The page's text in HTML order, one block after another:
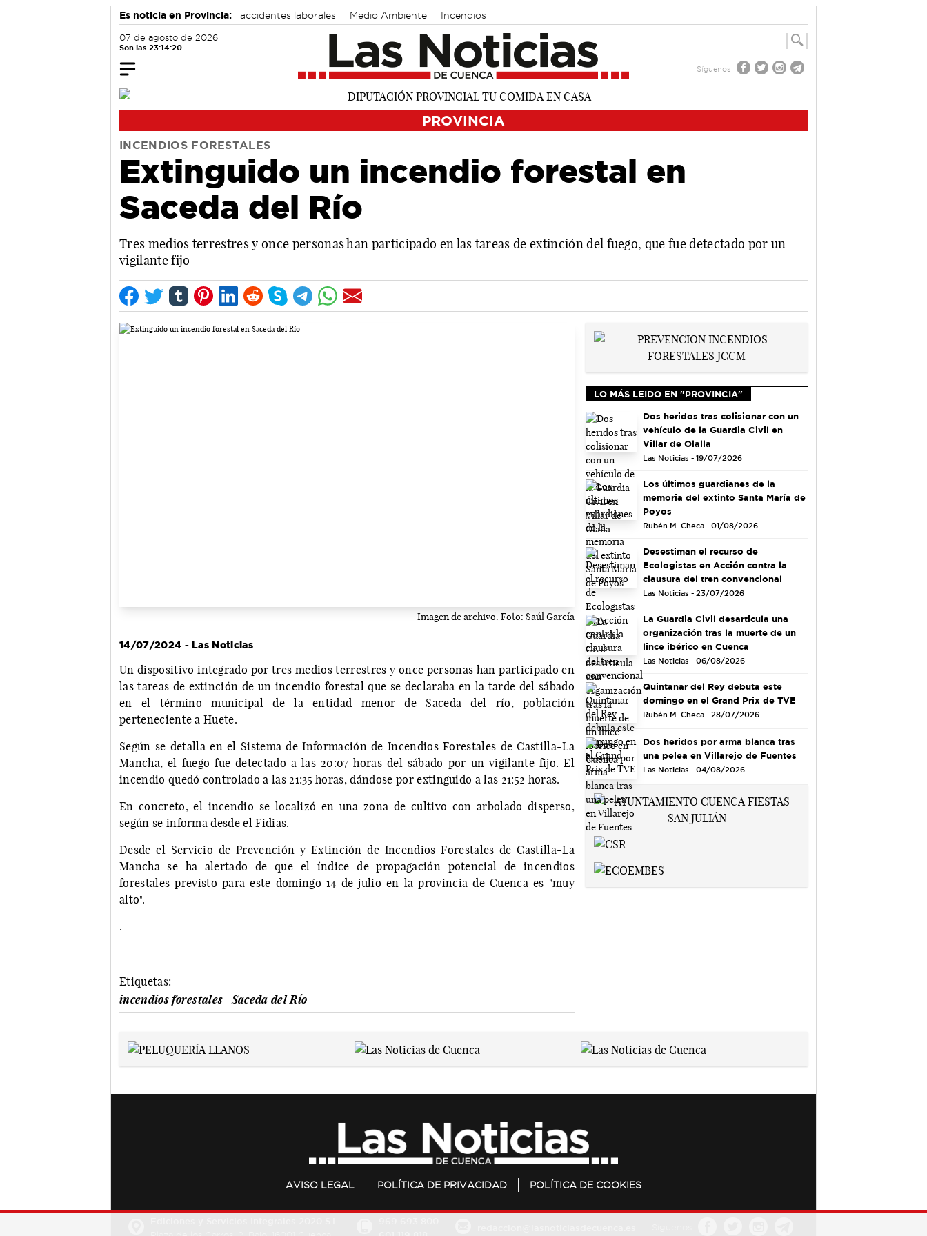
Es noticia en Provincia: accidentes laborales Medio Ambiente Incendios
07 de agosto de 2026
Son las 23:14:21
Síguenos
PROVINCIA
INCENDIOS FORESTALES
Extinguido un incendio forestal en
Saceda del Río
Tres medios terrestres y once personas han participado en las tareas de extinción del fuego, que fue detectado por un
vigilante fijo
Imagen de archivo. Foto: Saúl García
14/07/2024 - Las Noticias
Un dispositivo integrado por tres medios terrestres y once personas han participado en
las tareas de extinción de un incendio forestal que se declaraba en la tarde del sábado
en el término municipal de la entidad menor de Saceda del río, población
perteneciente a Huete.
Según se detalla en el Sistema de Información de Incendios Forestales de Castilla-La
Mancha, el fuego fue detectado a las 20:07 horas del sábado por un vigilante fijo. El
incendio quedó controlado a las 21:35 horas, dándose por extinguido a las 21:52 horas.
En concreto, el incendio se localizó en una zona de cultivo con arbolado disperso,
según se informa desde el Fidias.
Desde el Servicio de Prevención y Extinción de Incendios Forestales de Castilla-La
Mancha se ha alertado de que el índice de propagación potencial de incendios
forestales previsto para este domingo 14 de julio en la provincia de Cuenca es "muy
alto".
.
Etiquetas:
incendios forestales
Saceda del Río
LO MÁS LEIDO EN "PROVINCIA"
Dos heridos tras colisionar con un
vehículo de la Guardia Civil en
Villar de Olalla
Las Noticias - 19/07/2026
Los últimos guardianes de la
memoria del extinto Santa María de
Poyos
Rubén M. Checa - 01/08/2026
Desestiman el recurso de
Ecologistas en Acción contra la
clausura del tren convencional
Las Noticias - 23/07/2026
La Guardia Civil desarticula una
organización tras la muerte de un
lince ibérico en Cuenca
Las Noticias - 06/08/2026
Quintanar del Rey debuta este
domingo en el Grand Prix de TVE
Rubén M. Checa - 28/07/2026
Dos heridos por arma blanca tras
una pelea en Villarejo de Fuentes
Las Noticias - 04/08/2026
AVISO LEGAL POLÍTICA DE PRIVACIDAD POLÍTICA DE COOKIES